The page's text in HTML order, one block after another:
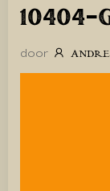
10404-
door